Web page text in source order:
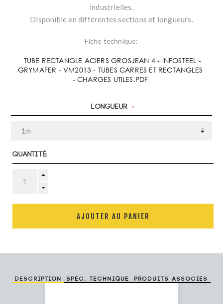
industrielles.
Disponible en différentes sections et longueurs.
Fiche technique:
TUBE RECTANGLE ACIERS GROSJEAN 4 - INFOSTEEL -
GRYMAFER - VM2013 - TUBES CARRES ET RECTANGLES
- CHARGES UTILES.PDF
Longueur *
Quantité:
AJOUTER AU PANIER
Description Spéc. technique Produits associés